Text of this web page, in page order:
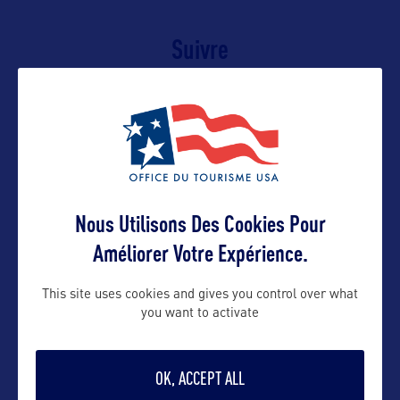
Suivre
Nous Utilisons Des Cookies Pour
Améliorer Votre Expérience.
This site uses cookies and gives you control over what
you want to activate
OK, ACCEPT ALL